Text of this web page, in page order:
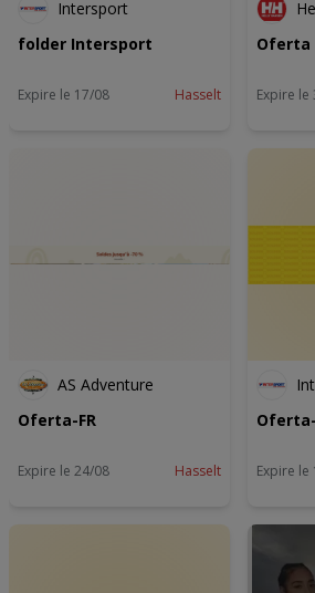
Intersport
folder Intersport
Expire le 17/08 Hasselt
Oferta
Expire le
AS Adventure
Oferta-FR
Expire le 24/08 Hasselt Expire le